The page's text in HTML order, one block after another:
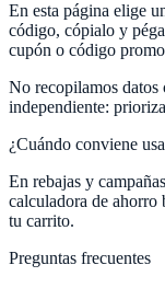
En esta página elige
código, cópialo y
cupón o código
No recopilamos datos
independiente:
¿Cuándo conviene
En rebajas y
calculadora de ahorro
tu carrito.
Preguntas frecuentes